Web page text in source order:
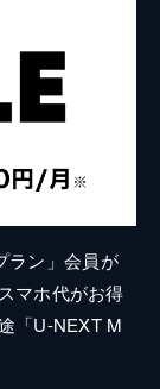
ラン」会員が
マホ代がお得
「U-NEXT M